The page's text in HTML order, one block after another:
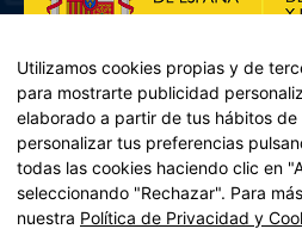
Plan de Recuperación, Transformación
Utilizamos cookies propias y de
para mostrarte publicidad
elaborado a partir de tus hábitos
personalizar tus preferencias
todas las cookies haciendo clic en
seleccionando "Rechazar". Para
nuestra Política de Privacidad y